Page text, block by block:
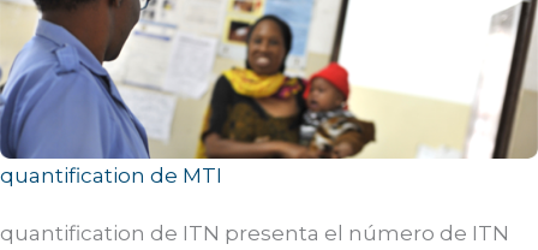
quantification de MTI
quantification de ITN presenta el número de ITN